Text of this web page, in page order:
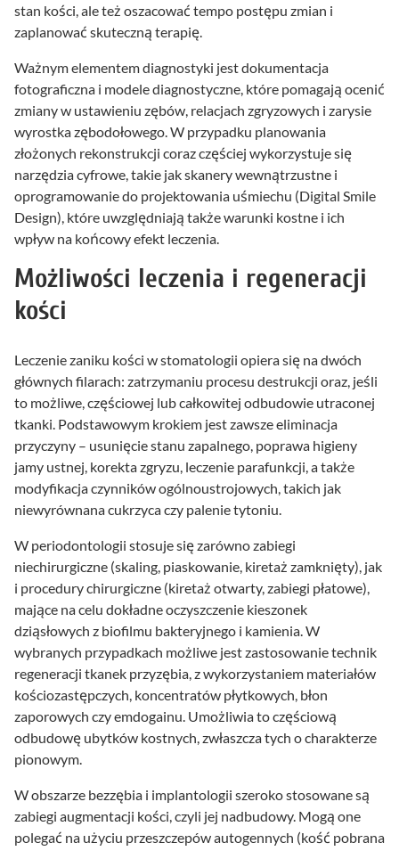
stan kości, ale też oszacować tempo postępu zmian i
zaplanować skuteczną terapię.
Ważnym elementem diagnostyki jest dokumentacja
fotograficzna i modele diagnostyczne, które pomagają ocenić
zmiany w ustawieniu zębów, relacjach zgryzowych i zarysie
wyrostka zębodołowego. W przypadku planowania
złożonych rekonstrukcji coraz częściej wykorzystuje się
narzędzia cyfrowe, takie jak skanery wewnątrzustne i
oprogramowanie do projektowania uśmiechu (Digital Smile
Design), które uwzględniają także warunki kostne i ich
wpływ na końcowy efekt leczenia.
Możliwości leczenia i regeneracji
kości
Leczenie zaniku kości w stomatologii opiera się na dwóch
głównych filarach: zatrzymaniu procesu destrukcji oraz, jeśli
to możliwe, częściowej lub całkowitej odbudowie utraconej
tkanki. Podstawowym krokiem jest zawsze eliminacja
przyczyny – usunięcie stanu zapalnego, poprawa higieny
jamy ustnej, korekta zgryzu, leczenie parafunkcji, a także
modyfikacja czynników ogólnoustrojowych, takich jak
niewyrównana cukrzyca czy palenie tytoniu.
W periodontologii stosuje się zarówno zabiegi
niechirurgiczne (skaling, piaskowanie, kiretaż zamknięty), jak
i procedury chirurgiczne (kiretaż otwarty, zabiegi płatowe),
mające na celu dokładne oczyszczenie kieszonek
dziąsłowych z biofilmu bakteryjnego i kamienia. W
wybranych przypadkach możliwe jest zastosowanie technik
regeneracji tkanek przyzębia, z wykorzystaniem materiałów
kościozastępczych, koncentratów płytkowych, błon
zaporowych czy emdogainu. Umożliwia to częściową
odbudowę ubytków kostnych, zwłaszcza tych o charakterze
pionowym.
W obszarze bezzębia i implantologii szeroko stosowane są
zabiegi augmentacji kości, czyli jej nadbudowy. Mogą one
polegać na użyciu przeszczepów autogennych (kość pobrana